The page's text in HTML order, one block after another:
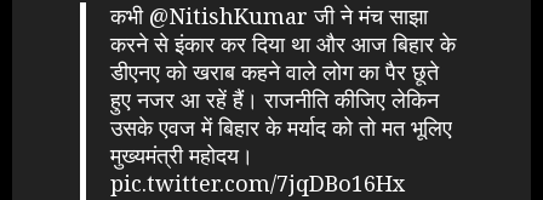
कभी @NitishKumar जी ने मंच साझा
करने से इंकार कर दिया था और आज बिहार के
डीएनए को खराब कहने वाले लोग का पैर छूते
हुए नजर आ रहें हैं। राजनीति कीजिए लेकिन
उसके एवज में बिहार के मर्याद को तो मत भूलिए
मुख्यमंत्री महोदय।
pic.twitter.com/7jqDBo16Hx